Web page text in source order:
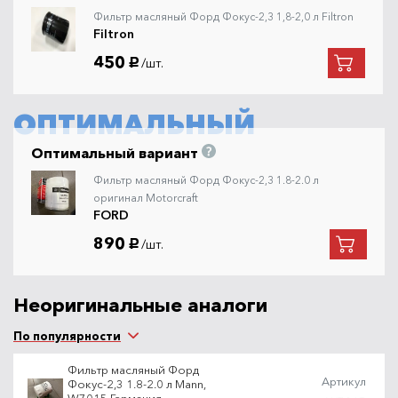
Фильтр масляный Форд Фокус-2,3 1,8-2,0 л Filtron
Filtron
450 руб. /шт.
ОПТИМАЛЬНЫЙ
Оптимальный вариант
Фильтр масляный Форд Фокус-2,3 1.8-2.0 л
оригинал Motorcraft
FORD
890 руб. /шт.
Неоригинальные аналоги
По популярности
Фильтр масляный Форд
Фокус-2,3 1.8-2.0 л Mann,
Артикул